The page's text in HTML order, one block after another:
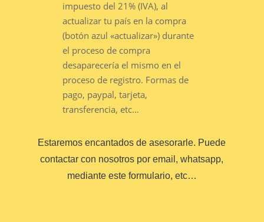
impuesto del 21% (IVA), al
actualizar tu país en la compra
(botón azul «actualizar») durante
el proceso de compra
desaparecería el mismo en el
proceso de registro. Formas de
pago, paypal, tarjeta,
transferencia, etc…
Estaremos encantados de asesorarle. Puede
contactar con nosotros por email, whatsapp,
mediante este formulario, etc…